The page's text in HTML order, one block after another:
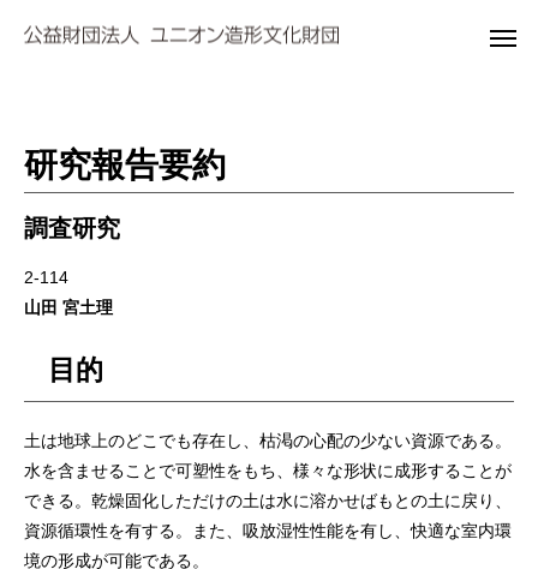
研究報告要約
調査研究
2-114
山田 宮土理
目的
土は地球上のどこでも存在し、枯渇の心配の少ない資源である。
水を含ませることで可塑性をもち、様々な形状に成形することが
できる。乾燥固化しただけの土は水に溶かせばもとの土に戻り、
資源循環性を有する。また、吸放湿性性能を有し、快適な室内環
境の形成が可能である。